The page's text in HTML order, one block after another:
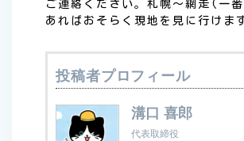
ご連絡ください。札幌〜網走(一
あればおそらく現地を見に行けま
投稿者プロフィール
溝口 喜郎
代表取締役